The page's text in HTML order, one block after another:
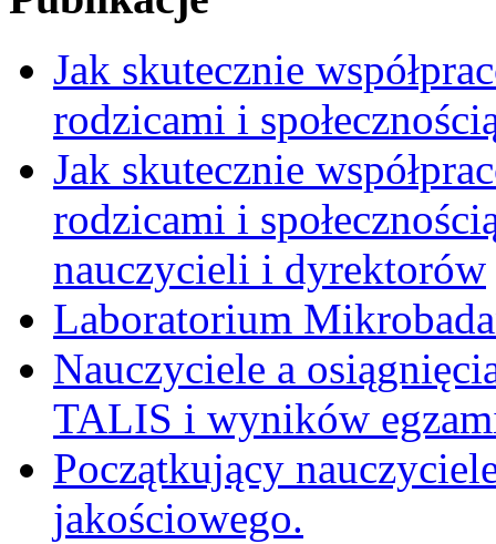
Jak skutecznie
rodzicami i
Jak skutecznie
rodzicami i
nauczycieli i dyrektorów
Laboratorium
Nauczyciele a
TALIS i wyników
Początkujący
jakościowego.